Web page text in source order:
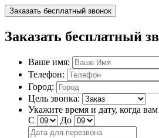
Заказать бесплатный звонок
Заказать бесплатный
Ваше имя:
Телефон:
Город:
Цель звонка:
Укажите время и дату, когда
С
До